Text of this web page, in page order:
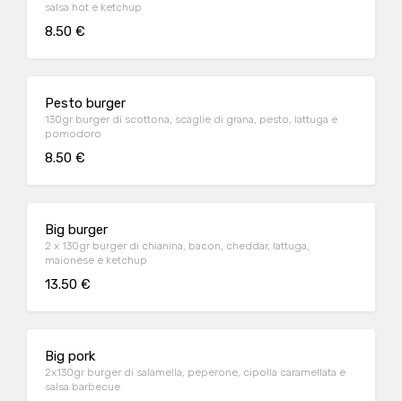
salsa hot e ketchup
8.50 €
Pesto burger
130gr burger di scottona, scaglie di grana, pesto, lattuga e
pomodoro
8.50 €
Big burger
2 x 130gr burger di chianina, bacon, cheddar, lattuga,
maionese e ketchup
13.50 €
Big pork
2x130gr burger di salamella, peperone, cipolla caramellata e
salsa barbecue